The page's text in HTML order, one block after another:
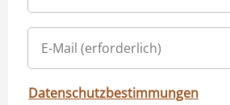
Datenschutzbestimmungen